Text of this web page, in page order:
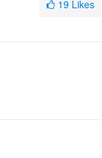
19 Likes